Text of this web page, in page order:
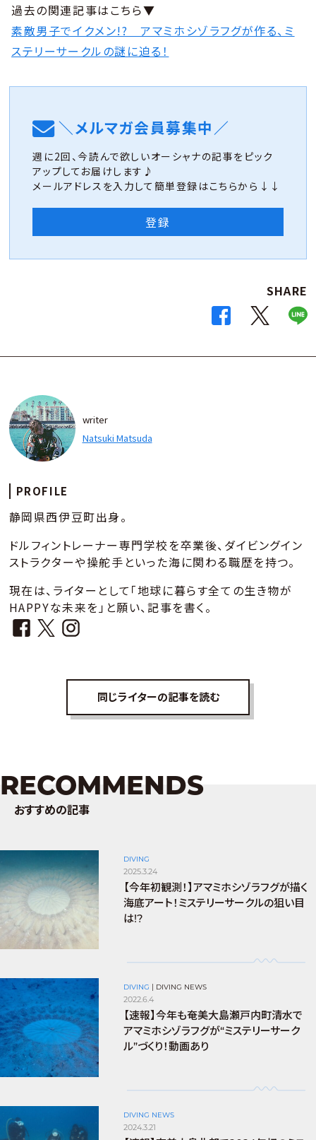
過去の関連記事はこちら▼
素敵男子でイクメン!? アマミホシゾラフグが作る、ミ
ステリーサークルの謎に迫る！
＼メルマガ会員募集中／
週に2回、今読んで欲しいオーシャナの記事をピック
アップしてお届けします♪
メールアドレスを入力して簡単登録はこちらから↓↓
登録
SHARE
writer
Natsuki Matsuda
PROFILE
静岡県西伊豆町出身。
ドルフィントレーナー専門学校を卒業後、ダイビングイン
ストラクターや操舵手といった海に関わる職歴を持つ。
現在は、ライターとして「地球に暮らす全ての生き物が
HAPPYな未来を」と願い、記事を書く。
同じライターの記事を読む
RECOMMENDS
おすすめの記事
DIVING
2025.3.24
【今年初観測！】アマミホシゾラフグが描く
海底アート！ミステリーサークルの狙い目
は!?
DIVING | DIVING NEWS
2022.6.4
【速報】今年も奄美大島瀬戸内町清水で
アマミホシゾラフグが“ミステリーサーク
ル”づくり！動画あり
DIVING NEWS
2024.3.21